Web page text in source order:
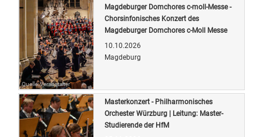
Quelle: Veranstalter
Magdeburger Domchores c-moll-Messe -
Chorsinfonisches Konzert des
Magdeburger Domchores c-Moll Messe
10.10.2026
Magdeburg
Masterkonzert - Philharmonisches
Orchester Würzburg | Leitung: Master-
Studierende der HfM